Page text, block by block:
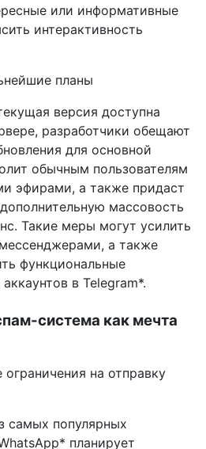
или информативные
интерактивность
планы
версия доступна
разработчики обещают
для основной
обычным пользователям
эфирами, а также придаст
массовость
Такие меры могут усилить
а также
функциональные
в Telegram*.
система как мечта
на отправку
самых популярных
планирует